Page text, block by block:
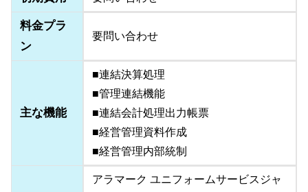
料金プラ
ン
要問い合わせ
主な機能
■連結決算処理
■管理連結機能
■連結会計処理出力帳票
■経営管理資料作成
■経営管理内部統制
アラマーク ユニフォームサービスジャ